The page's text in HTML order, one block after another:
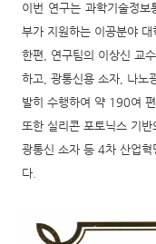
이번 연구는 과학기술정
부가 지원하는 이공분야
한편
연구팀의 이상신 교
하고, 광통신용 소자, 나노
발히 수행하여 약190여
또한 실리콘 포토닉스 기
광통신 소자 등4차 산업혁
다.